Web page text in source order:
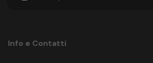
Info e Contatti